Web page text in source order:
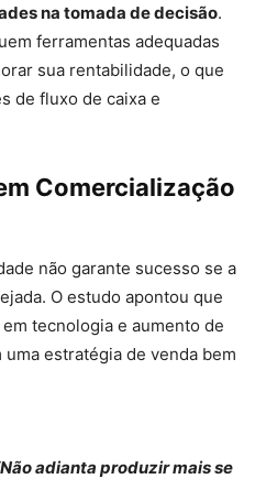
na tomada de decisão.
ferramentas adequadas
sua rentabilidade, o que
de fluxo de caixa e
Comercialização
não garante sucesso se a
O estudo apontou que
tecnologia e aumento de
estratégia de venda bem
adianta produzir mais se